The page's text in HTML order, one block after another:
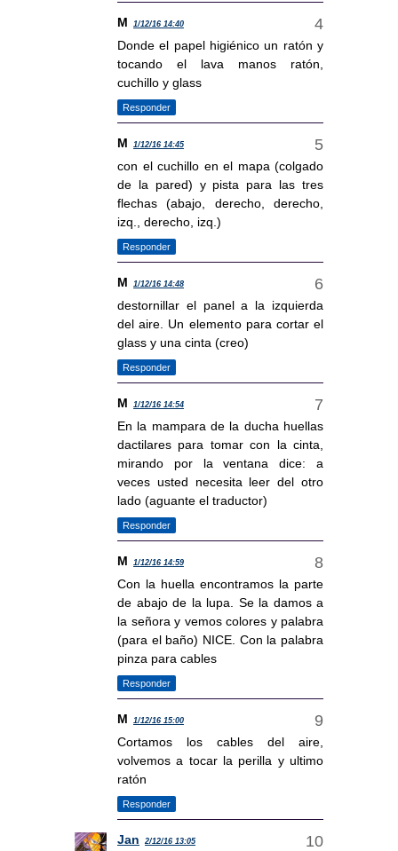
M 1/12/16 14:40
Donde el papel higiénico un ratón y
tocando el lava manos ratón,
cuchillo y glass
Responder
M 1/12/16 14:45
con el cuchillo en el mapa (colgado
de la pared) y pista para las tres
flechas (abajo, derecho, derecho,
izq., derecho, izq.)
Responder
M 1/12/16 14:48
destornillar el panel a la izquierda
del aire. Un elemento para cortar el
glass y una cinta (creo)
Responder
M 1/12/16 14:54
En la mampara de la ducha huellas
dactilares para tomar con la cinta,
mirando por la ventana dice: a
veces usted necesita leer del otro
lado (aguante el traductor)
Responder
M 1/12/16 14:59
Con la huella encontramos la parte
de abajo de la lupa. Se la damos a
la señora y vemos colores y palabra
(para el baño) NICE. Con la palabra
pinza para cables
Responder
M 1/12/16 15:00
Cortamos los cables del aire,
volvemos a tocar la perilla y ultimo
ratón
Responder
Jan 2/12/16 13:05